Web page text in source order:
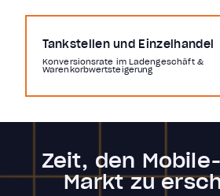
Tankstellen und Einzelhandel
Konversionsrate im Ladengeschäft &
Warenkorbwertsteigerung
Zeit, den
Markt zu